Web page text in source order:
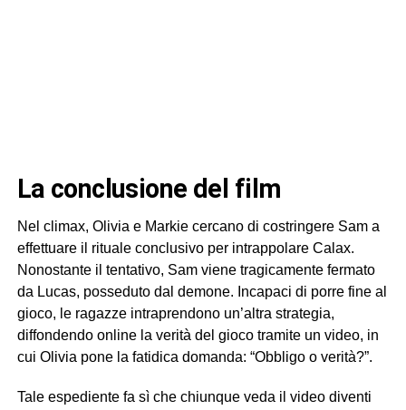
la conclusione del film
Nel climax, Olivia e Markie cercano di costringere Sam a
effettuare il rituale conclusivo per intrappolare Calax.
Nonostante il tentativo, Sam viene tragicamente fermato
da Lucas, posseduto dal demone. Incapaci di porre fine al
gioco, le ragazze intraprendono un’altra strategia,
diffondendo online la verità del gioco tramite un video, in
cui Olivia pone la fatidica domanda: “Obbligo o verità?”.
Tale espediente fa sì che chiunque veda il video diventi